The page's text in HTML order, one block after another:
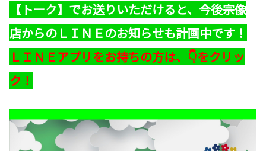
【トーク】でお送りいただけると、今後宗像
店からのＬＩＮＥのお知らせも計画中です！
ＬＩＮＥアプリをお持ちの方は、👇をクリッ
ク！